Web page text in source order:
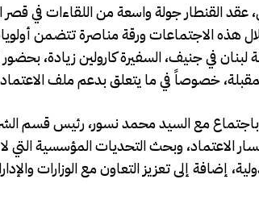
عقد القنطار جولة واسعة من اللقاءات في
هذه الاجتماعات ورقة مناصرة تتضمن
في جنيف، السفيرة كارولين زيادة،
المقبلة، خصوصاً في ما يتعلق بدعم ملف
باجتماع مع السيد محمد نسور، رئيس قسم
الاعتماد، وبحث التحديات المؤسسية التي لا
إضافة إلى تعزيز التعاون مع الوزارات